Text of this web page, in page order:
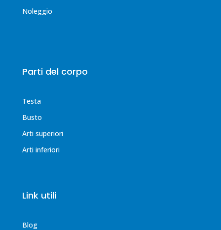
Noleggio
Parti del corpo
Testa
Busto
Arti superiori
Arti inferiori
Link utili
Blog